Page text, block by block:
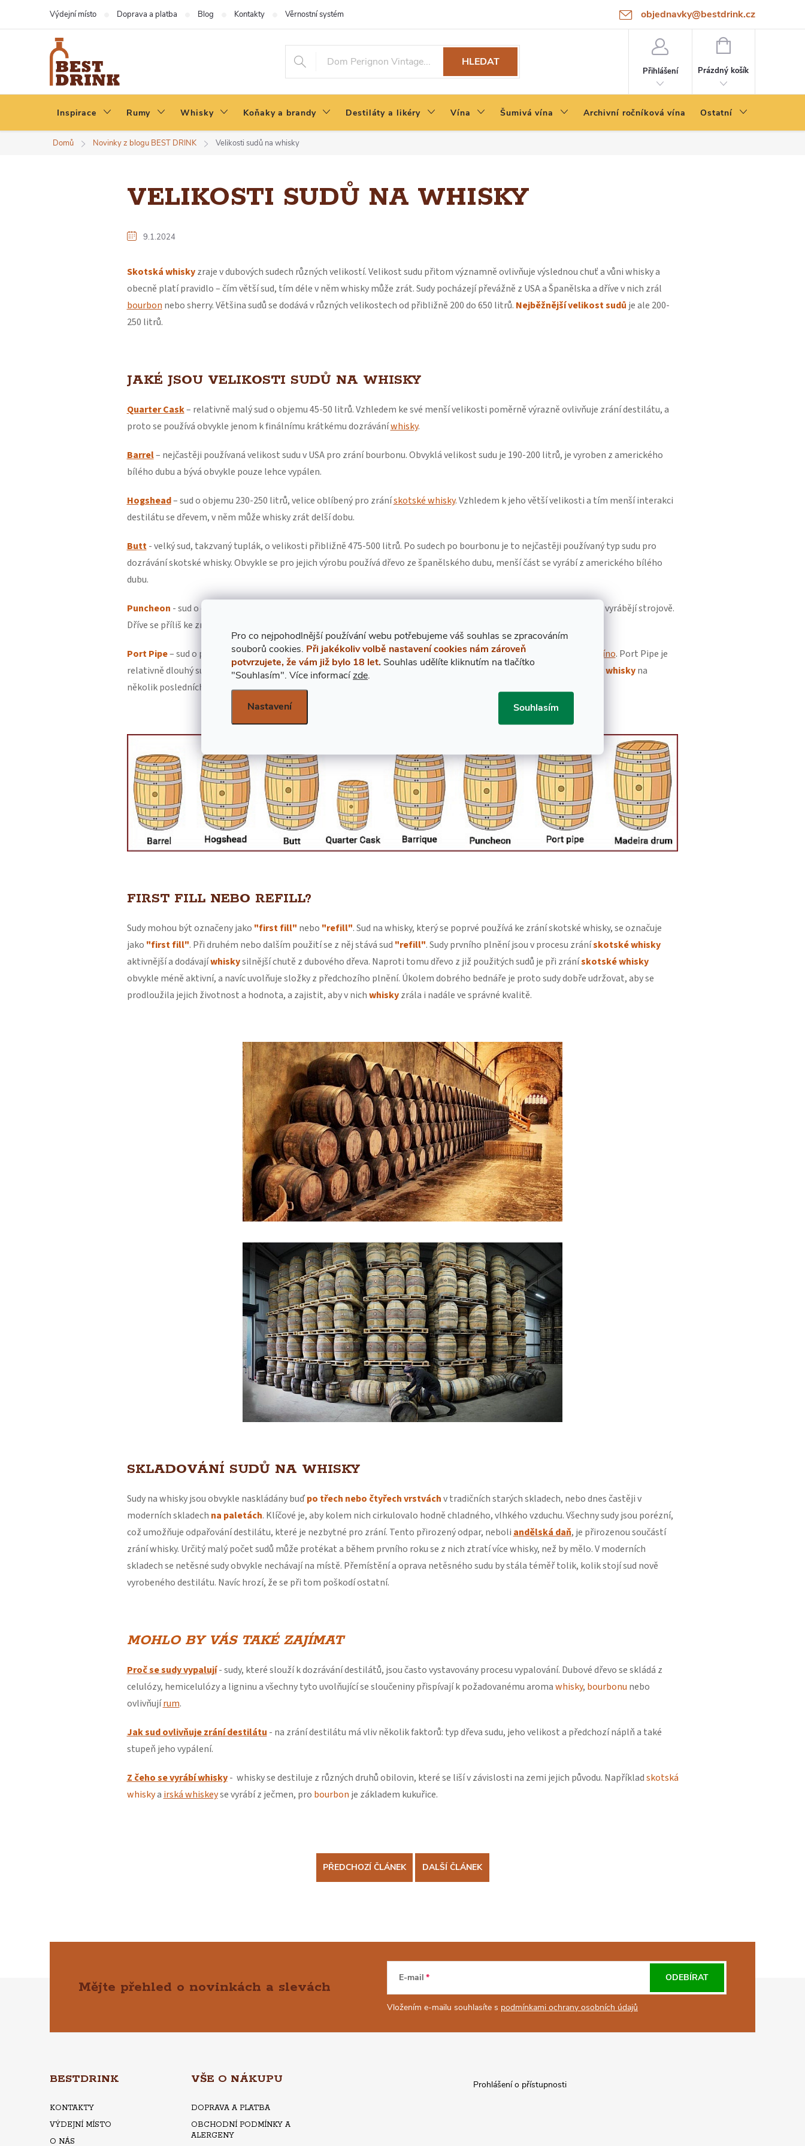
Pro co nejpohodlnější používání webu potřebujeme váš souhlas se zpracováním
souborů cookies. Při jakékoliv volbě nastavení cookies nám zároveň
potvrzujete, že vám již bylo 18 let. Souhlas udělíte kliknutím na tlačítko
"Souhlasím". Více informacízde.
Nastavení Souhlasím
objednavky@bestdrink.cz
Výdejní místo Doprava a platba Blog Kontakty Věrnostní systém
HLEDAT
Přihlášení
NÁKUPNÍ
Prázdný košík
Inspirace Rumy Whisky Koňaky a brandy Destiláty a likéry Vína Šumivá vína Archivní ročníková vína Ostatní
Domů Novinky z blogu BEST DRINK Velikosti sudů na whisky
VELIKOSTI SUDŮ NA WHISKY
9.1.2024
Skotská whiskyzraje v dubových sudech různých velikostí. Velikost sudu přitom významně ovlivňuje výslednou chuť a vůni whisky a
obecně platí pravidlo – čím větší sud, tím déle v něm whisky může zrát. Sudy pocházejí převážně z USA a Španělska a dříve v nich zrál
bourbon nebo sherry. Většina sudů se dodává v různých velikostech od přibližně 200 do 650 litrů. Nejběžnější velikost sudů je ale 200-
250 litrů.
JAKÉ JSOU VELIKOSTI SUDŮ NA WHISKY
Quarter Cask– relativně malý sud o objemu 45-50 litrů. Vzhledem ke své menší velikosti poměrně výrazně ovlivňuje zrání destilátu, a
proto se používá obvykle jenom k finálnímu krátkému dozráváníwhisky.
Barrel– nejčastěji používaná velikost sudu v USA pro zrání bourbonu. Obvyklá velikost sudu je 190-200 litrů, je vyroben z amerického
bílého dubu a bývá obvykle pouze lehce vypálen.
Hogshead– sud o objemu 230-250 litrů, velice oblíbený pro zránískotské whisky. Vzhledem k jeho větší velikosti a tím menší interakci
destilátu se dřevem, v něm může whisky zrát delší dobu.
Butt- velký sud, takzvaný tuplák, o velikosti přibližně 475-500 litrů. Po sudech po bourbonu je to nejčastěji používaný typ sudu pro
dozrávání skotské whisky. Obvykle se pro jejich výrobu používá dřevo ze španělského dubu, menší část se vyrábí z amerického bílého
dubu.
Puncheon - sud o objemu 450-500 litrů se nejprve používá ke zrání
. K výrobě se používá španělský dub a sudy se vyrábějí strojově.
Dříve se příliš ke zrání whisky nepoužívaly, v poslední době jsou ale stále běžnější.
Port Pipe– sud o přibližné velikosti 550-650 litrů, někdy i větší. Port Pipe je standardní sud, ve kterém zraje portské víno. Port Pipe je
relativně dlouhý sud s podobnými proporcemi jako sudy na sherry. Obvykle se používá pouze
k "dokončení" skotské whiskyna
několik posledních let zrání.
FIRST FILL NEBO REFILL?
Sudy mohou být označeny jako "first fill" nebo "refill". Sud na whisky, který se poprvé používá ke zrání skotské whisky, se označuje
jako "first fill". Při druhém nebo dalším použití se z něj stává sud "refill". Sudy prvního plnění jsou v procesu zránískotské whisky
aktivnější a dodávajíwhiskysilnější chutě z dubového dřeva. Naproti tomu dřevo z již použitých sudů je při zránískotské whisky
obvykle méně aktivní, a navíc uvolňuje složky z předchozího plnění. Úkolem dobrého bednáře je proto sudy dobře udržovat, aby se
prodloužila jejich životnost a hodnota, a zajistit, aby v nichwhiskyzrála i nadále ve správné kvalitě.
SKLADOVÁNÍ SUDŮ NA WHISKY
Sudy na whisky jsou obvykle naskládány buďpo třech nebo čtyřech vrstváchv tradičních starých skladech, nebo dnes častěji v
moderních skladech na paletách. Klíčové je, aby kolem nich cirkulovalo hodně chladného, vlhkého vzduchu. Všechny sudy jsou porézní,
což umožňuje odpařování destilátu, které je nezbytné pro zrání. Tento přirozený odpar, neboli andělská daň, je přirozenou součástí
zrání whisky. Určitý malý počet sudů může protékat a během prvního roku se z nich ztratí více whisky, než by mělo. V moderních
skladech se netěsné sudy obvykle nechávají na místě. Přemístění a oprava netěsného sudu by stála téměř tolik, kolik stojí sud nově
vyrobeného destilátu. Navíc hrozí, že se při tom poškodí ostatní.
MOHLO BY VÁS TAKÉ ZAJÍMAT
Proč se sudy vypalují - sudy, které slouží k dozrávání destilátů, jsou často vystavovány procesu vypalování. Dubové dřevo se skládá z
celulózy, hemicelulózy a ligninu a všechny tyto uvolňující se sloučeniny přispívají k požadovanému aromawhisky, bourbonu nebo
ovlivňujírum.
Jak sud ovlivňuje zrání destilátu - na zrání destilátu má vliv několik faktorů: typ dřeva sudu, jeho velikost a předchozí náplň a také
stupeň jeho vypálení.
Z čeho se vyrábí whisky- whisky se destiluje z různých druhů obilovin, které se liší v závislosti na zemi jejich původu. Napříkladskotská
whiskya irská whiskeyse vyrábí z ječmen, pro bourbon je základem kukuřice.
PŘEDCHOZÍ ČLÁNEK DALŠÍ ČLÁNEK
Mějte přehled o novinkách a slevách
E-mail
Vložením e-mailu souhlasíte s podmínkami ochrany osobních údajů
ODEBÍRAT
BESTDRINK
KONTAKTY
VÝDEJNÍ MÍSTO
O NÁS
VŠE O NÁKUPU
DOPRAVA A PLATBA
OBCHODNÍ PODMÍNKY A
ALERGENY
Prohlášení o přístupnosti